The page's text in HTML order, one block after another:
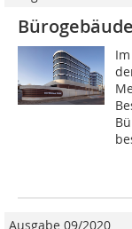
Ausgabe 09/2020